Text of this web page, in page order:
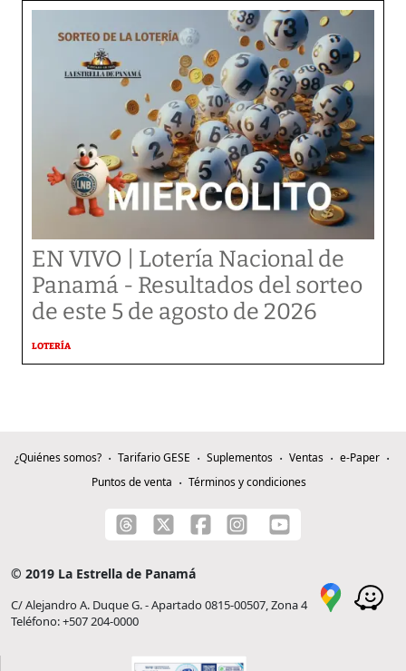
EN VIVO | Lotería Nacional de
Panamá - Resultados del sorteo
de este 5 de agosto de 2026
LOTERÍA
¿Quiénes somos? Tarifario GESE Suplementos Ventas
e-Paper
Puntos de venta
Términos y condiciones
© 2019 La Estrella de Panamá
C/ Alejandro A. Duque G. - Apartado 0815-00507, Zona 4
Teléfono: +507 204-0000